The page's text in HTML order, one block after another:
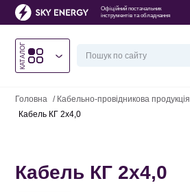
Офіційний постачальник
інструментів та обладнання
КАТАЛОГ
Головна / Кабельно-провідникова продукція
Кабель КГ 2х4,0
Кабель КГ 2х4,0